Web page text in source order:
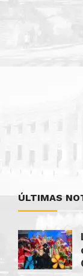
ÚLTIMAS